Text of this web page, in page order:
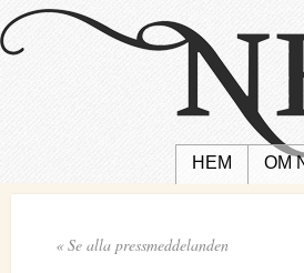
HEM OM
« Se alla pressmeddelanden